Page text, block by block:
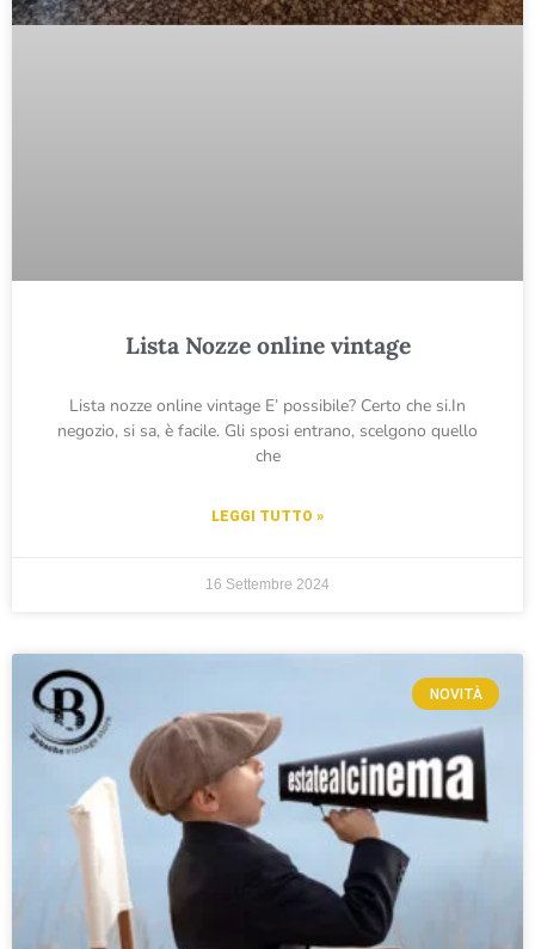
Lista Nozze online vintage
Lista nozze online vintage E’ possibile? Certo che si.In
negozio, si sa, è facile. Gli sposi entrano, scelgono quello
che
LEGGI TUTTO »
16 Settembre 2024
NOVITÀ